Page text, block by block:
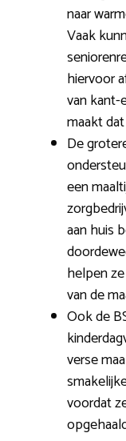
naar
Vaak
hiervoor
van kant-
maakt
De
een
aan huis
helpen
van de
Ook de
verse
voordat